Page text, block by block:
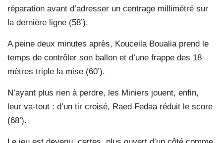
réparation avant d’adresser un centrage millimétré sur
la dernière ligne (58’).
A peine deux minutes après, Kouceila Boualia prend le
temps de contrôler son ballon et d’une frappe des 18
mètres triple la mise (60’).
N’ayant plus rien à perdre, les Miniers jouent, enfin,
leur va-tout : d’un tir croisé, Raed Fedaa réduit le score
(68’).